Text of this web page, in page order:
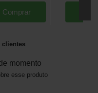
Comprar
clientes
momento
esse produto